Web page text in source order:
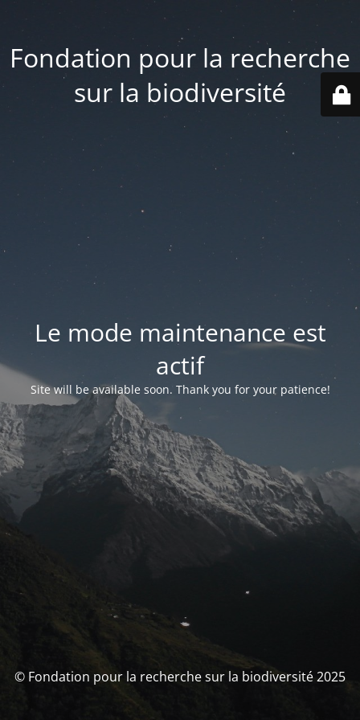
Fondation pour la recherche
sur la biodiversité
Le mode maintenance est
actif
Site will be available soon. Thank you for your patience!
© Fondation pour la recherche sur la biodiversité 2025